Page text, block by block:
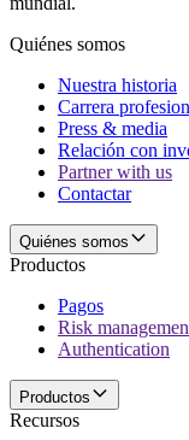
Quiénes somos
Nuestra historia
Carrera
Press & media
Relación con
Partner with us
Contactar
Quiénes somos
Productos
Pagos
Risk
Authentication
Productos
Recursos